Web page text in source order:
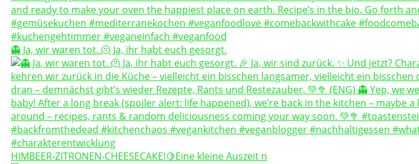
👻 Ja, wir waren tot. 🫠 Ja, ihr habt euch gesorgt.
HIMBEER-ZITRONEN-CHEESECAKE!🍋Eine kleine Auszeit n